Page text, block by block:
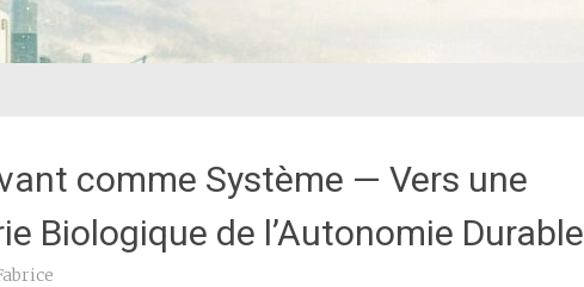
comme Système — Vers une
Biologique de l’Autonomie Durable